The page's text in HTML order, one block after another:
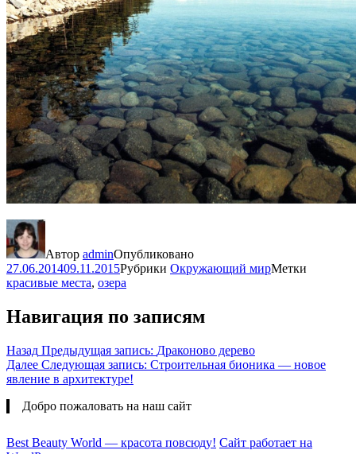
Автор adminОпубликовано
27.06.201409.11.2015Рубрики Окружающий мирМетки
красивые места, озера
Навигация по записям
Назад Предыдущая запись: Драконово дерево
Далее Следующая запись: Строительная бионика — новое
явление в архитектуре!
Добро пожаловать на наш сайт
Best Beauty World — красота повсюду! Сайт работает на